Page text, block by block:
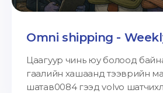
Omni shipping -
Цаагуур чинь юу болоод
гаалийн хашаанд тээврийн
шатав0084 гээд volvo